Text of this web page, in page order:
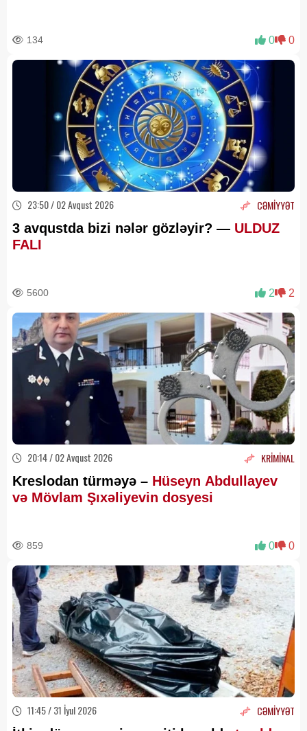
134 0 0
23:50 / 02 Avqust 2026 CƏMİYYƏT
3 avqustda bizi nələr gözləyir? — ULDUZ
FALI
5600 2 2
20:14 / 02 Avqust 2026 KRİMİNAL
Kreslodan türməyə – Hüseyn Abdullayev
və Mövlam Şıxəliyevin dosyesi
859 0 0
11:45 / 31 İyul 2026 CƏMİYYƏT